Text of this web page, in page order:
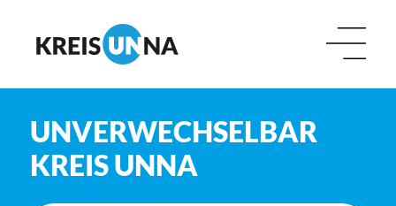
UNVERWECHSELBAR
KREIS UNNA